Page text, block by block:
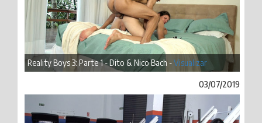
Reality Boys 3: Parte 1 - Dito & Nico Bach -Visualizar
03/07/2019